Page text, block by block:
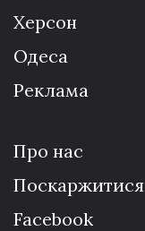
Херсон
Одеса
Реклама
Про нас
Поскаржитися
Facebook